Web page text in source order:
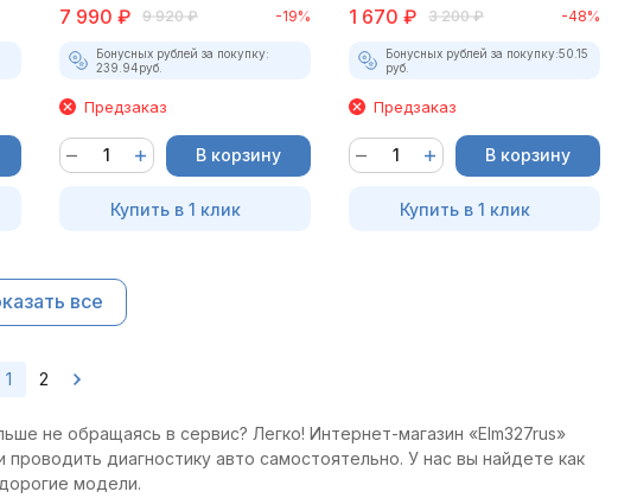
7 990 ₽ 9 920 ₽ -19%
Бонусных рублей за покупку:
239.94руб.
Предзаказ
В корзину
Купить в 1 клик
1 670 ₽ 3 200 ₽ -48%
Бонусных рублей за покупку:50.15
руб.
Предзаказ
В корзину
Купить в 1 клик
все
1 2
не обращаясь в сервис? Легко! Интернет-магазин «Elm327rus»
диагностику авто самостоятельно. У нас вы найдете как
модели.